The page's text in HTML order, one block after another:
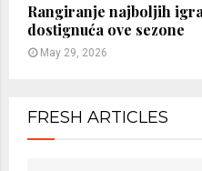
Rangiranje najboljih
dostignuća ove sezone
May 29, 2026
FRESH ARTICLES